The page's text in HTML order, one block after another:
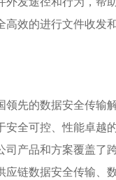
高效的进行文件收发
领先的数据安全传输
安全可控、性能卓越
司产品和方案覆盖了
应链数据安全传输、